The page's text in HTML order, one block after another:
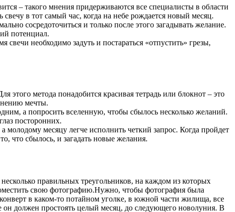
– такого мнения придерживаются все специалисты в области
в тот самый час, когда на небе рождается новый месяц.
сосредоточиться и только после этого загадывать желание.
потенциал.
необходимо задуть и постараться «отпустить» грезы,
этого метода понадобится красивая тетрадь или блокнот – это
мечты.
а попросить вселенную, чтобы сбылось несколько желаний.
посторонних.
месяцу легче исполнить четкий запрос. Когда пройдет
что сбылось, и загадать новые желания.
правильных треугольников, на каждом из которых
свою фотографию.Нужно, чтобы фотография была
в каком-то потайном уголке, в южной части жилища, все
должен простоять целый месяц, до следующего новолуния. В